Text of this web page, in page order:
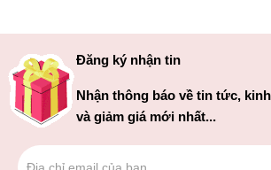
Đăng ký nhận tin
Nhận thông báo về tin tức,
và giảm giá mới nhất...